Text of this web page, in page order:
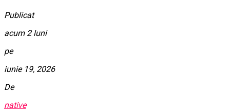
Publicat
acum 2 luni
pe
iunie 19, 2026
De
native